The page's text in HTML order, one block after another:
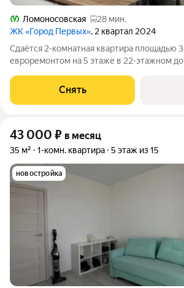
Ломоносовская
28 мин.
ЖК «Город Первых», 2 квартал 2024
Сдаётся 2-комнатная квартира площадью
евроремонтом на 5 этаже в 22-этажном
Микроволновка Пылесос Дом - монолитный, окна выходят во
двор. В подъезде 4 лифта - 2
Снять
43 000 ₽ в месяц
35 м² 1-комн. квартира 5 этаж из 15
новостройка